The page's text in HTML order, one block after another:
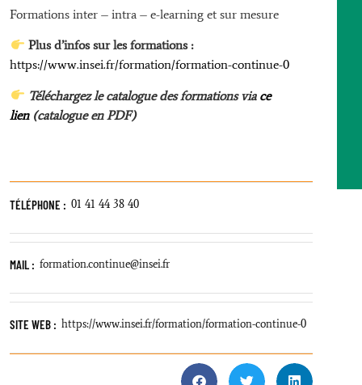
Formations inter – intra – e-learning et sur mesure
Plus d’infos sur les formations :
https://www.insei.fr/formation/formation-continue-0
Téléchargez le catalogue desformations via ce
lien(catalogue en PDF)
TÉLÉPHONE : 01 41 44 38 40
MAIL : formation.continue@insei.fr
SITE WEB : https://www.insei.fr/formation/formation-continue-0